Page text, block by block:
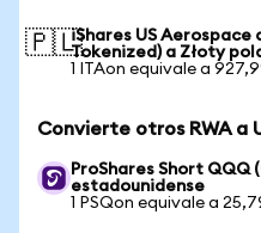
🇵🇱iShares US Aerospace
Tokenized) a Złoty
1 ITAon equivale a
Convierte otros RWA a
ProShares Short QQQ
estadounidense
1 PSQon equivale a